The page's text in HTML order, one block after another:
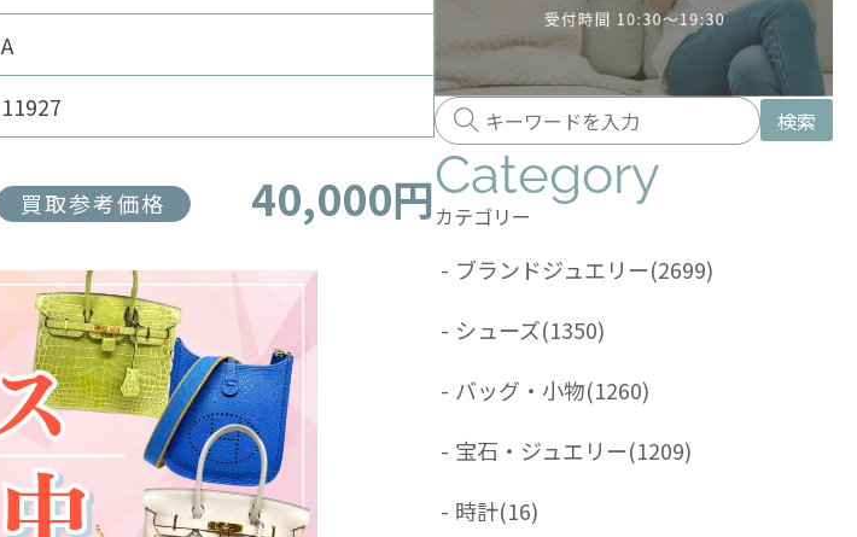
A
11927
買取参考価格 40,000円
検索
Category
カテゴリー
- ブランドジュエリー(2699)
- シューズ(1350)
- バッグ・小物(1260)
- 宝石・ジュエリー(1209)
- 時計(16)